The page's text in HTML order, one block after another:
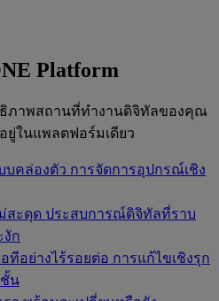
Platform
ธิภาพสถานที่ทำงานดิจิทัลของคุณ
ยู่ในแพลตฟอร์มเดียว
บคล่องตัว การจัดการอุปกรณ์เชิง
สะดุด ประสบการณ์ดิจิทัลที่ราบ
ก
ทีอย่างไร้รอยต่อ การแก้ไขเชิงรุก
น